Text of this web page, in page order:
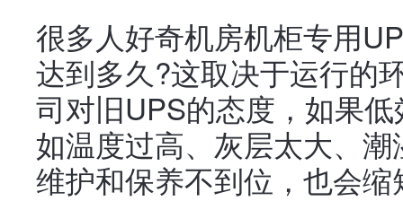
很多人好奇机房机柜专用
达到多久?这取决于运行的
司对旧UPS的态度，如果
如温度过高、灰层太大、
维护和保养不到位，也会